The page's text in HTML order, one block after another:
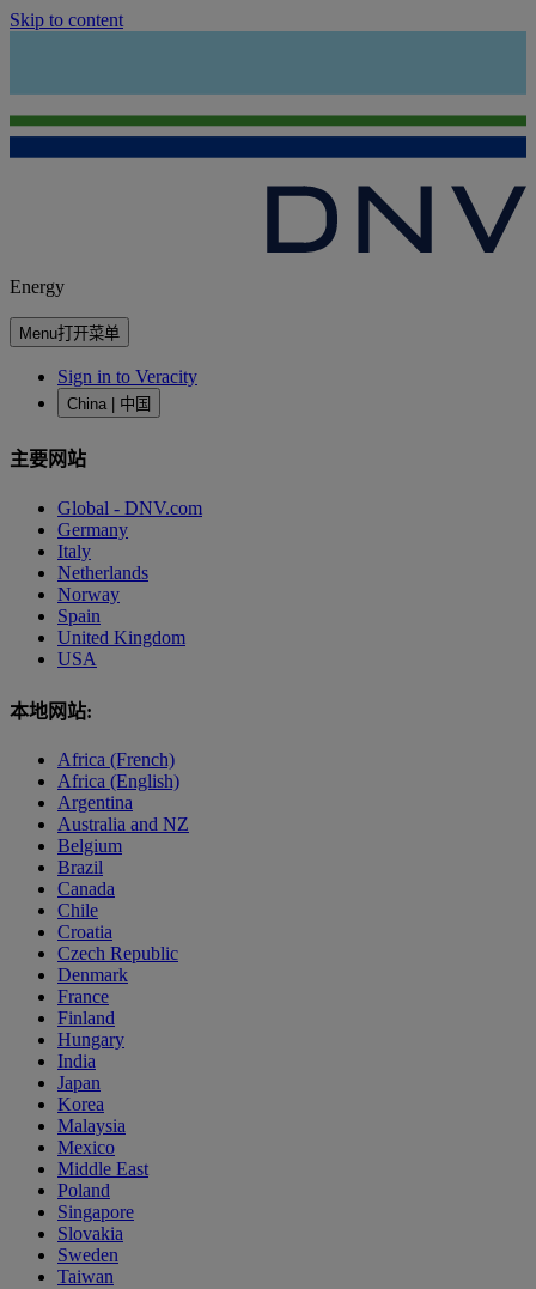
Skip to content
Energy
Menu打开菜单
Sign in to Veracity
China | 中国
主要网站
Global - DNV.com
Germany
Italy
Netherlands
Norway
Spain
United Kingdom
USA
本地网站:
Africa (French)
Africa (English)
Argentina
Australia and NZ
Belgium
Brazil
Canada
Chile
Croatia
Czech Republic
Denmark
France
Finland
Hungary
India
Japan
Korea
Malaysia
Mexico
Middle East
Poland
Singapore
Slovakia
Sweden
Taiwan